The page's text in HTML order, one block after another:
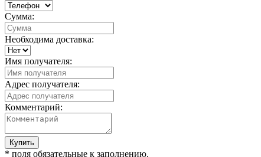
Сумма:
Необходима доставка:
Имя получателя:
Адрес получателя:
Комментарий:
Купить
* поля обязательные к заполнению.